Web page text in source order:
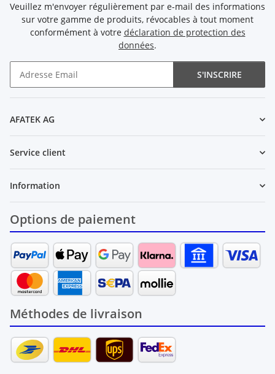
Veuillez m'envoyer régulièrement par e-mail des informations
sur votre gamme de produits, révocables à tout moment
conformément à votre déclaration de protection des
données.
S'INSCRIRE
AFATEK AG
Service client
Information
Options de paiement
Méthodes de livraison